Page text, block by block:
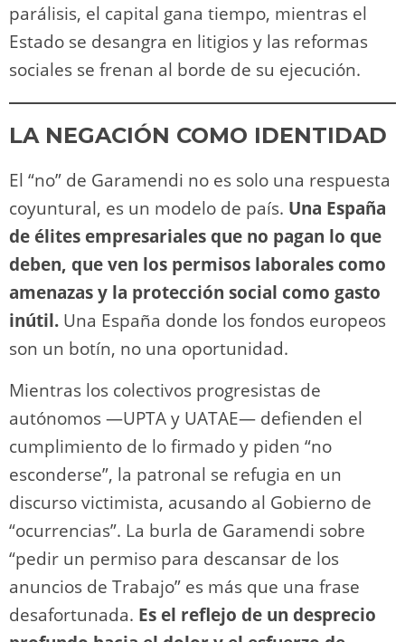
parálisis, el capital gana tiempo, mientras el
Estado se desangra en litigios y las reformas
sociales se frenan al borde de su ejecución.
LA NEGACIÓN COMO IDENTIDAD
El “no” de Garamendi no es solo una respuesta
coyuntural, es un modelo de país. Una España
de élites empresariales que no pagan lo que
deben, que ven los permisos laborales como
amenazas y la protección social como gasto
inútil. Una España donde los fondos europeos
son un botín, no una oportunidad.
Mientras los colectivos progresistas de
autónomos —UPTA y UATAE— defienden el
cumplimiento de lo firmado y piden “no
esconderse”, la patronal se refugia en un
discurso victimista, acusando al Gobierno de
“ocurrencias”. La burla de Garamendi sobre
“pedir un permiso para descansar de los
anuncios de Trabajo” es más que una frase
desafortunada. Es el reflejo de un desprecio